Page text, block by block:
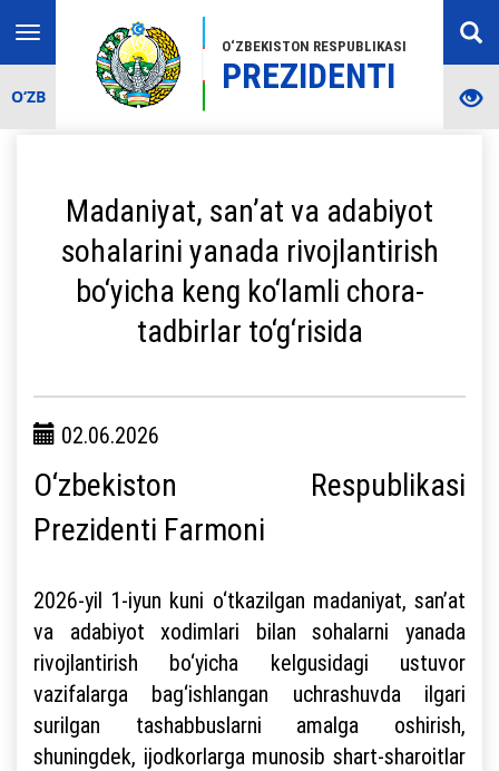
O‘ZBEKISTON RESPUBLIKASI
PREZIDENTI
Toggle
navigation
O‘ZB
Madaniyat, san’at va adabiyot
sohalarini yanada rivojlantirish
bo‘yicha keng ko‘lamli chora-
tadbirlar to‘g‘risida
02.06.2026
O‘zbekiston Respublikasi
Prezidenti Farmoni
2026-yil 1-iyun kuni o‘tkazilgan madaniyat, san’at
va adabiyot xodimlari bilan sohalarni yanada
rivojlantirish bo‘yicha kelgusidagi ustuvor
vazifalarga bag‘ishlangan uchrashuvda ilgari
surilgan tashabbuslarni amalga oshirish,
shuningdek, ijodkorlarga munosib shart-sharoitlar